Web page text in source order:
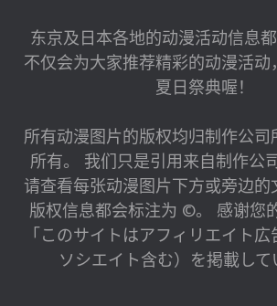
东京及日本各地的动漫活动信息
不仅会为大家推荐精彩的动漫活动
夏日祭典喔！
所有动漫图片的版权均归制作公司
所有。 我们只是引用来自制作公
请查看每张动漫图片下方或旁边的
版权信息都会标注为 ©。 感谢您
「このサイトはアフィリエイト
ソシエイト含む）を掲載して